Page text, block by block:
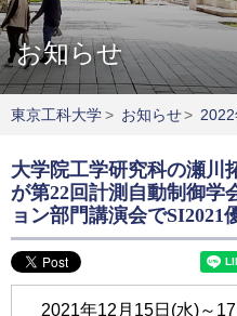
お知らせ
東京工科大学> お知らせ>
大学院工学研究科の瀬川
が第22回計測自動制御学
ョン部門講演会でSI2021
2021年12月15日(水)～